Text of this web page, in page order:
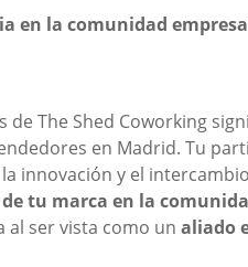
en la comunidad
de The Shed Coworking
en Madrid. Tu
innovación y el
tu marca en la
ser vista como un aliado